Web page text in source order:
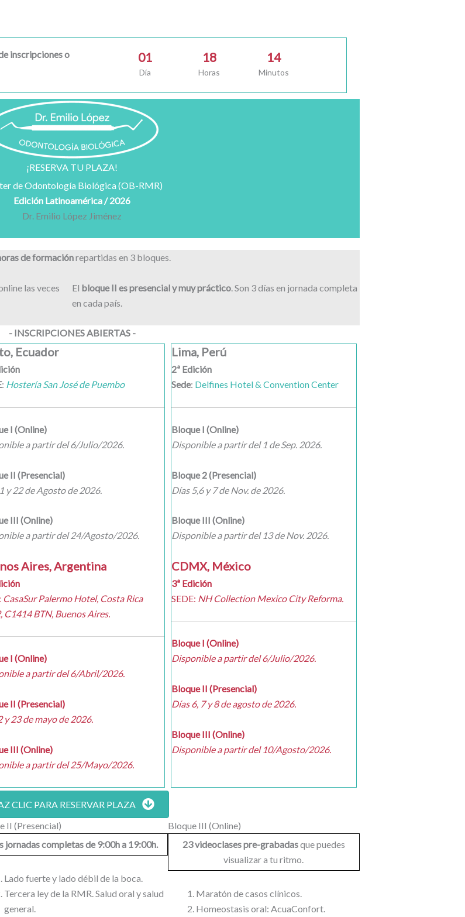
inscripciones o
01
Día
18
Horas
14
Minutos
¡RESERVA TU PLAZA!
de Odontología Biológica (OB-RMR)
Edición Latinoamérica / 2026
Dr. Emilio López Jiménez
de formaciónrepartidas en 3 bloques.
las veces
⁠El bloque II es presencial y muy práctico . Son 3 días en jornada completa
en cada país.
- INSCRIPCIONES ABIERTAS -
Ecuador
: Hostería San José de Puembo
I (Online)
a partir del 6/Julio/2026.
II (Presencial)
y 22 de Agosto de 2026.
III (Online)
a partir del 24/Agosto/2026.
Aires, Argentina
CasaSur Palermo Hotel, Costa Rica
C1414 BTN, Buenos Aires.
I (Online)
a partir del 6/Abril/2026.
II (Presencial)
y 23 de mayo de2026.
III (Online)
a partir del 25/Mayo/2026.
Lima, Perú
2ª Edición
Sede: Delfines Hotel & Convention Center
Bloque I (Online)
Disponible a partir del 1 de Sep. 2026.
Bloque 2 (Presencial)
Días 5,6 y 7 de Nov. de 2026.
Bloque III (Online)
Disponible a partir del 13 de Nov. 2026.
CDMX, México
3ª Edición
SEDE: NH Collection Mexico City Reforma.
Bloque I (Online)
Disponible a partir del 6/Julio/2026.
Bloque II (Presencial)
Días 6, 7 y 8 de agosto de 2026.
Bloque III (Online)
Disponible a partir del 10/Agosto/2026.
CLIC PARA RESERVAR PLAZA
II (Presencial)
jornadas completas de 9:00h a 19:00h.
Lado fuerte y lado débil de la boca.
Tercera ley de la RMR. Salud oral y salud
general.
Bloque III (Online)
23 videoclases pre-grabadasque puedes
visualizar a tu ritmo.
Maratón de casos clínicos.
Homeostasis oral: AcuaConfort.